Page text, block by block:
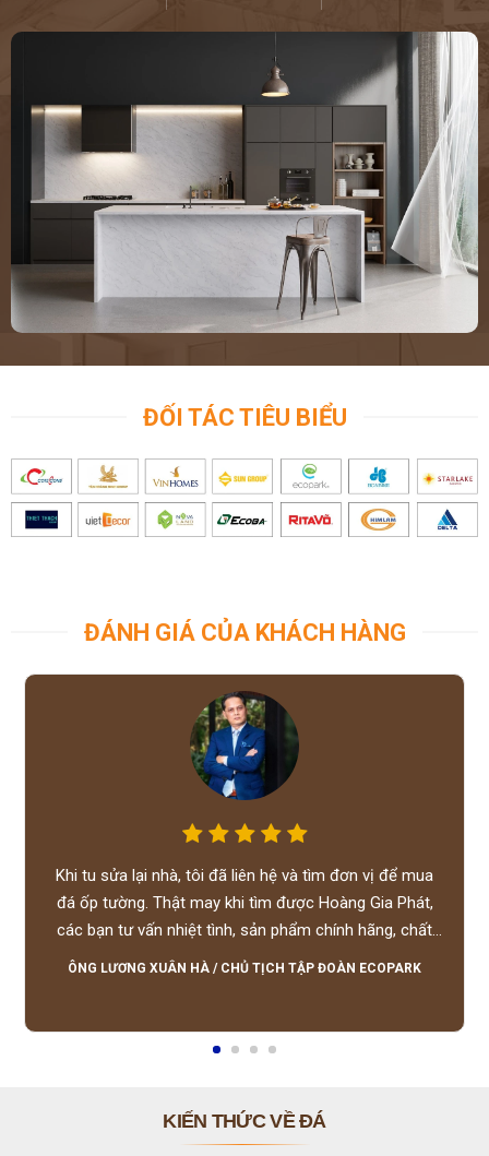
ĐỐI TÁC TIÊU BIỂU
ĐÁNH GIÁ CỦA KHÁCH HÀNG
Khi tu sửa lại nhà, tôi đã liên hệ và tìm đơn vị để mua
đá ốp tường. Thật may khi tìm được Hoàng Gia Phát,
các bạn tư vấn nhiệt tình, sản phẩm chính hãng, chất
lượng tốt, giá hợp lý, hỗ trợ tận tình.
ÔNG LƯƠNG XUÂN HÀ / CHỦ TỊCH TẬP ĐOÀN ECOPARK
KIẾN THỨC VỀ ĐÁ